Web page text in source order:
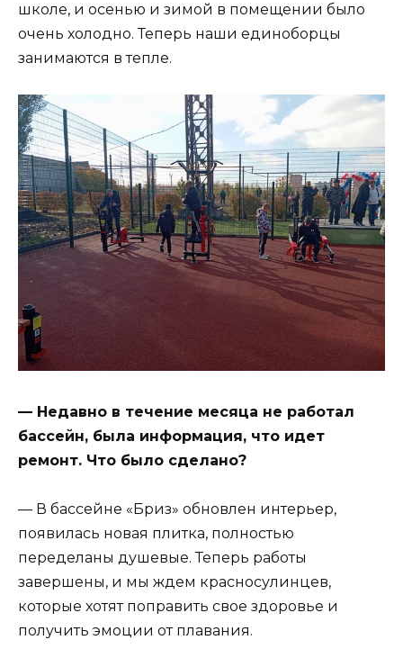
школе, и осенью и зимой в помещении было
очень холодно. Теперь наши единоборцы
занимаются в тепле.
— Недавно в течение месяца не работал
бассейн, была информация, что идет
ремонт. Что было сделано?
— В бассейне «Бриз» обновлен интерьер,
появилась новая плитка, полностью
переделаны душевые. Теперь работы
завершены, и мы ждем красносулинцев,
которые хотят поправить свое здоровье и
получить эмоции от плавания.